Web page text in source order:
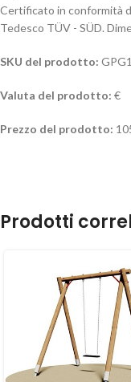
Certificato in conformità
Tedesco TÜV - SÜD.
SKU del prodotto:
Valuta del prodotto: €
Prezzo del prodotto:
Prodotti